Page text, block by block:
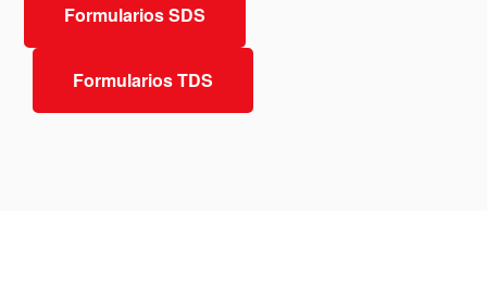
Formularios SDS
Formularios TDS